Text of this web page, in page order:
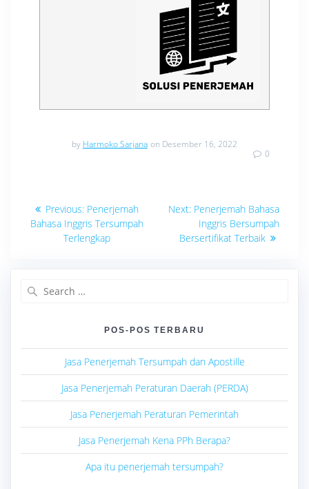
by Harmoko Sarjana on Desember 16, 2022
0
Navigasi
pos
Previous: Previous
post:
Penerjemah
Bahasa Inggris Tersumpah
Terlengkap
Next: Next
post:
Penerjemah Bahasa
Inggris Bersumpah
Bersertifikat Terbaik
POS-POS TERBARU
Jasa Penerjemah Tersumpah dan Apostille
Jasa Penerjemah Peraturan Daerah (PERDA)
Jasa Penerjemah Peraturan Pemerintah
Jasa Penerjemah Kena PPh Berapa?
Apa itu penerjemah tersumpah?